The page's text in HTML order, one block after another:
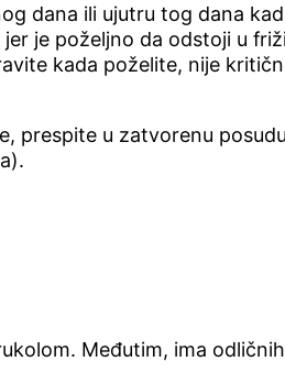
dana ili ujutru tog dana
je poželjno da odstoji u
kada poželite, nije
prespite u zatvorenu
Međutim, ima